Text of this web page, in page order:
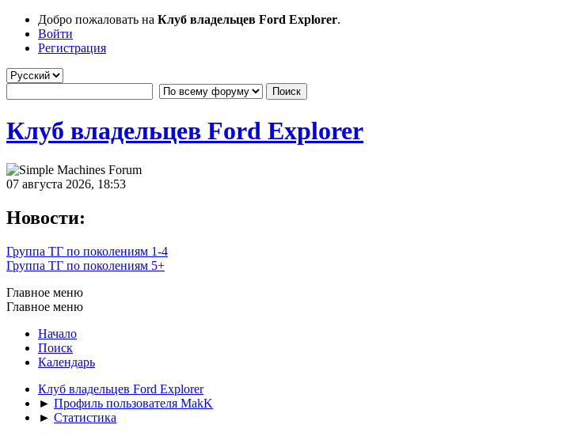
Добро пожаловать на Клуб владельцев Ford Explorer.
Войти
Регистрация
Клуб владельцев Ford Explorer
07 августа 2026, 18:53
Новости:
Группа ТГ по поколениям 1-4
Группа ТГ по поколениям 5+
Главное меню
Главное меню
Начало
Поиск
Календарь
Клуб владельцев Ford Explorer
► Профиль пользователя MakK
► Статистика